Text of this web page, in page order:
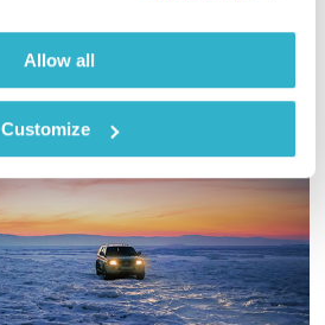
Allow all
Customize